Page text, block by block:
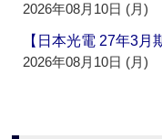
2026年08月10日 (月)
【日本光電 27年3
2026年08月10日 (月)